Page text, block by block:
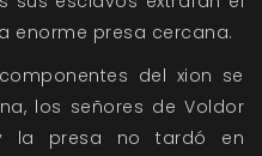
enorme presa cercana.
del xion se
los señores de Voldor
la presa no tardó en